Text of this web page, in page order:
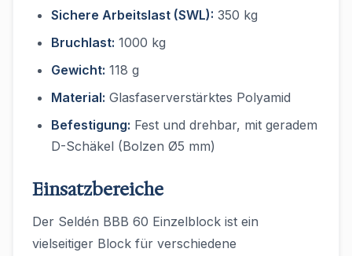
Sichere Arbeitslast (SWL): 350 kg
Bruchlast: 1000 kg
Gewicht: 118 g
Material: Glasfaserverstärktes Polyamid
Befestigung: Fest und drehbar, mit geradem
D-Schäkel (Bolzen Ø5 mm)
Einsatzbereiche
Der Seldén BBB 60 Einzelblock ist ein
vielseitiger Block für verschiedene